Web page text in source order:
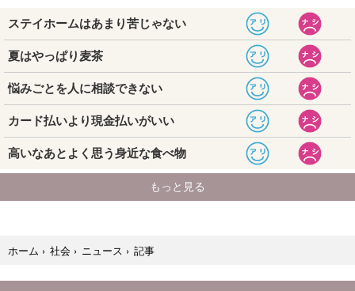
ホーム › 社会 › ニュース › 記事